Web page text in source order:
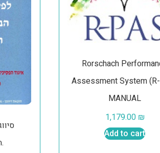
הבינלאומי. עברית.
Rorschach
Assessment System
MANUAL
1,179.00 ₪
Add to cart